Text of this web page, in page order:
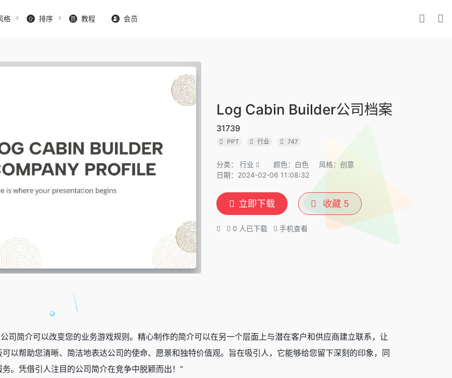
格 排序 教程 会员
Log Cabin Builder公司档案
31739
PPT 行业 747
分类： 行业 颜色：白色
风格：创意
日期：2024-02-06 11:08:32
立即下载 收藏 5
0 人已下载 手机查看
司简介可以改变您的业务游戏规则。精心制作的简介可以在另一个层面上与潜在客户和供应商建立联系，让
以帮助您清晰、简洁地表达公司的使命、愿景和独特价值观。旨在吸引人，它能够给您留下深刻的印象，同
。凭借引人注目的公司简介在竞争中脱颖而出！”